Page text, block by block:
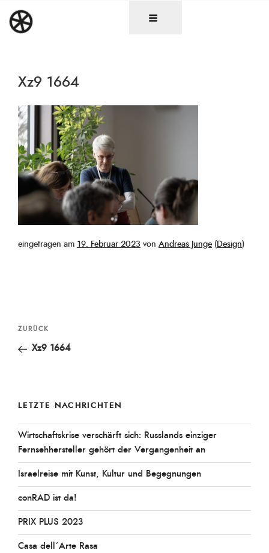
Inhalt
springen
Xz9 1664
eingetragen am Veröffentlicht
19. Februar 2023 von Andreas Junge (Design)
Beitragsnavigation
Vorheriger
Beitrag
ZURÜCK
Xz9 1664
LETZTE NACHRICHTEN
Wirtschaftskrise verschärft sich: Russlands einziger
Fernsehhersteller gehört der Vergangenheit an
Israelreise mit Kunst, Kultur und Begegnungen
conRAD ist da!
PRIX PLUS 2023
Casa dell´Arte Rasa